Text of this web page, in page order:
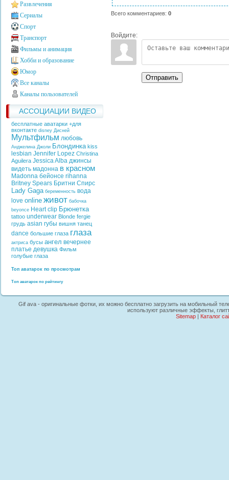
Развлечения
Сериалы
Спорт
Транспорт
Фильмы и анимация
Хобби и образование
Юмор
Все каналы
Каналы пользователей
АССОЦИАЦИИ ВИДЕО
бесплатные аватарки +для
вконтакте disney Дисней
Мультфильм любовь
Анджелина Джоли Блондинка kiss
lesbian Jennifer Lopez Christina
Aguilera Jessica Alba джинсы
видеть мадонна в красном
Madonna бейонсе rihanna
Britney Spears Бритни Спирс
Lady Gaga беременность вода
love online живот бабочка
beyonce Heart clip Брюнетка
tattoo underwear Blonde fergie
грудь asian губы вишня танец
dance большие глаза глаза
актриса бусы ангел вечернее
платье девушка Фильм
голубые глаза
Топ аватарок по просмотрам
Топ аватарок по рейтингу
Всего комментариев: 0
Войдите:
Отправить
Gif ava - оригинальные фотки, их можно бесплатно загрузить на мобильный
используют различные эффекты,
Sitemap| Каталог